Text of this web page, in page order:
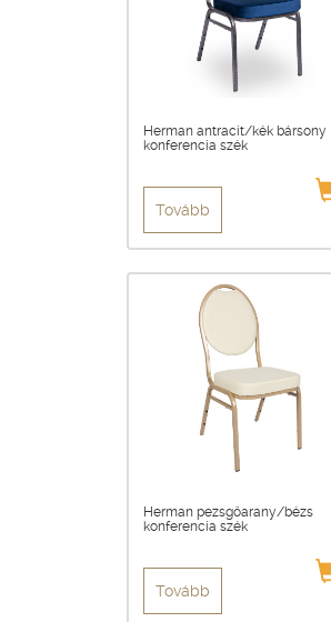
Herman antracit/kék bársony
konferencia szék
Tovább
Herman pezsgőarany/bézs
konferencia szék
Tovább